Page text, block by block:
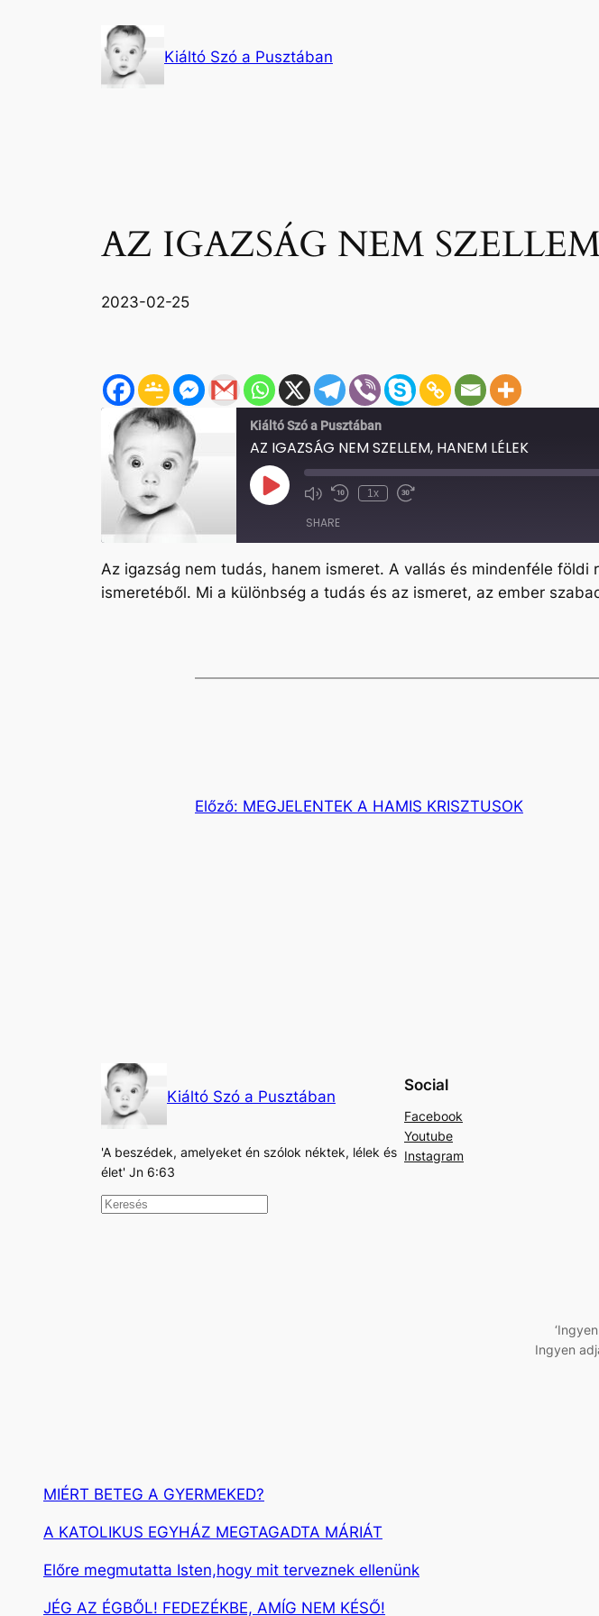
Kiáltó Szó a Pusztában
AZ IGAZSÁG NEM
2023-02-25
Kiáltó Szó a Pusztában
AZ IGAZSÁG NEM SZELLEM, HANEM LÉLEK
Play
Episode Mute/Unmute
Rewind
1x
Fast
SHARE
SHARE
Az igazság nem tudás, hanem ismeret. A vallás és mindenféle
ismeretéből. Mi a különbség a tudás és az ismeret, az ember
Előző: MEGJELENTEK A HAMIS KRISZTUSOK
Kiáltó Szó a Pusztában
'A beszédek, amelyeket én szólok néktek, lélek és
élet' Jn 6:63
K
Social
Facebook
Youtube
Instagram
Ingyen
MIÉRT BETEG A GYERMEKED?
A KATOLIKUS EGYHÁZ MEGTAGADTA MÁRIÁT
Előre megmutatta Isten,hogy mit terveznek ellenünk
JÉG AZ ÉGBŐL! FEDEZÉKBE, AMÍG NEM KÉSŐ!